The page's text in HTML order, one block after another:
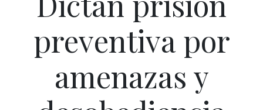
preventiva por
amenazas y